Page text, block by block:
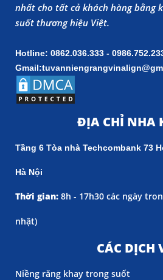
nhất cho tất cả khách hàng bằng
suốt thương hiệu Việt.
Hotline: 0862.036.333 -
ĐỊA CHỈ NHA
Tầng 6 Tòa nhà Techcombank 73
Hà Nội
Thời gian: 8h - 17h30 các ngày
nhật)
CÁC DỊCH
Niềng răng khay trong suốt